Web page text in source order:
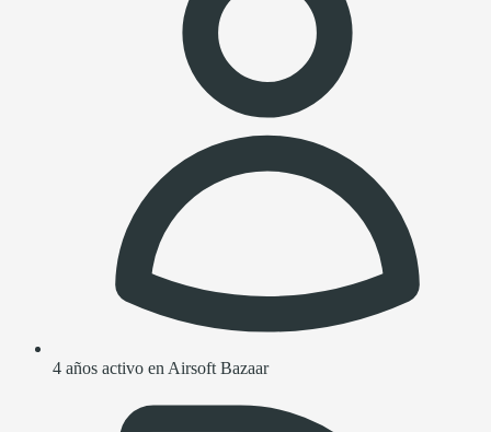
4 años activo en Airsoft Bazaar